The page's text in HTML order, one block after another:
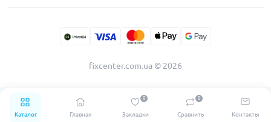
Каталог Главная Закладки
0
Сравнить
0
Контакты
fixcenter.com.ua © 2026